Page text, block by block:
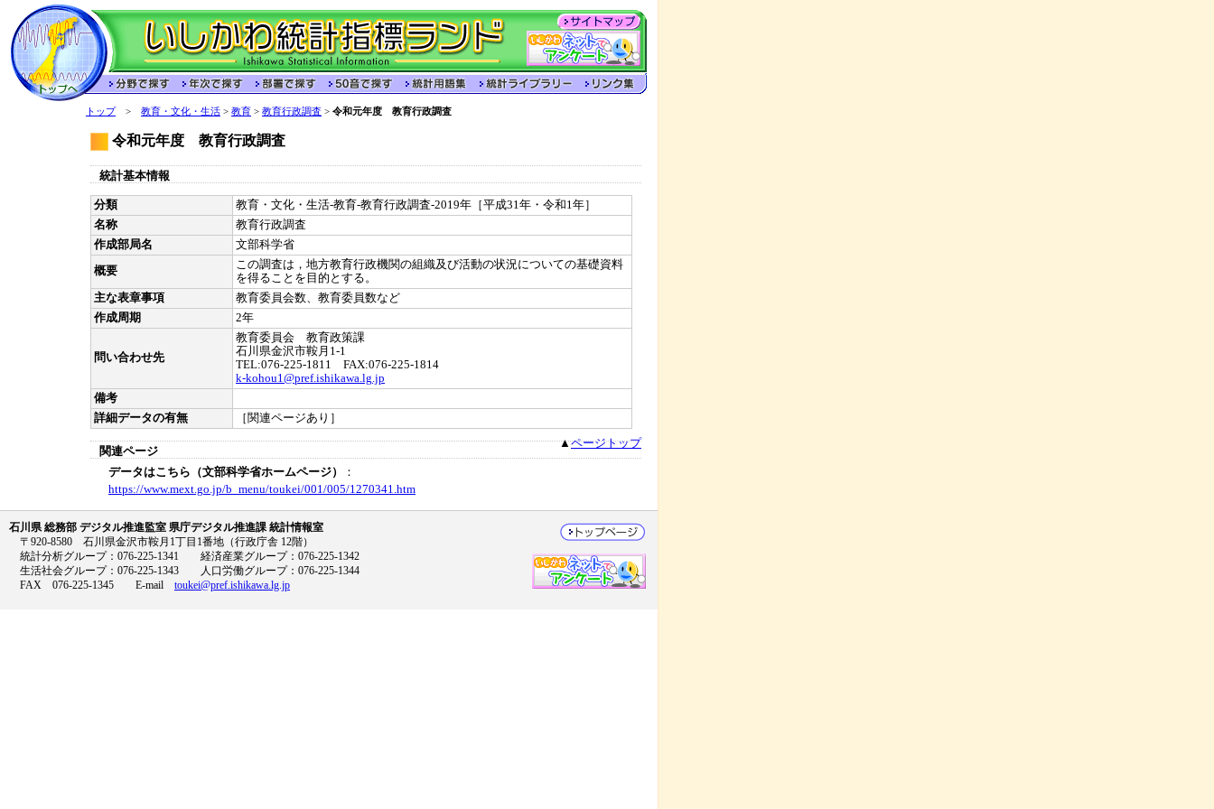
トップ> 教育・文化・生活 > 教育 > 教育行政調査 > 令和元年度 教育行政調査
令和元年度 教育行政調査
統計基本情報
分類
教育・文化・生活-教育-教育行政調査-2019年［平成31年・令和1年］
名称
教育行政調査
作成部局名
文部科学省
概要
この調査は，地方教育行政機関の組織及び活動の状況についての基礎資料
を得ることを目的とする。
主な表章事項
教育委員会数、教育委員数など
作成周期
2年
問い合わせ先
教育委員会 教育政策課
石川県金沢市鞍月1-1
TEL:076-225-1811 FAX:076-225-1814
k-kohou1@pref.ishikawa.lg.jp
備考
詳細データの有無
［関連ページあり］
関連ページ
▲ページトップ
データはこちら（文部科学省ホームページ）
：
https://www.mext.go.jp/b_menu/toukei/001/005/1270341.htm
石川県 総務部 デジタル推進監室 県庁デジタル推進課 統計情報室
〒920-8580 石川県金沢市鞍月1丁目1番地（行政庁舎 12階）
統計分析グループ：076-225-1341 経済産業グループ：076-225-1342
生活社会グループ：076-225-1343 人口労働グループ：076-225-1344
FAX 076-225-1345 E-mail toukei@pref.ishikawa.lg.jp